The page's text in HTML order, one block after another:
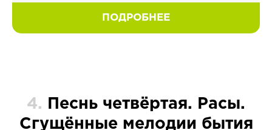
ПОДРОБНЕЕ
4.
Песнь четвёртая. Расы.
Сгущённые мелодии бытия